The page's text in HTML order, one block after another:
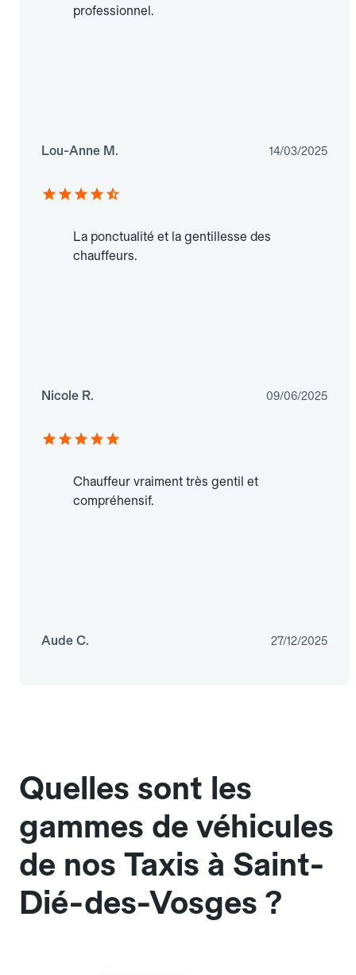
professionnel.
Lou-Anne M. 14/03/2025
La ponctualité et la gentillesse des
chauffeurs.
Nicole R. 09/06/2025
Chauffeur vraiment très gentil et
compréhensif.
Aude C. 27/12/2025
Quelles sont les
gammes de véhicules
de nos Taxis à Saint-
Dié-des-Vosges ?